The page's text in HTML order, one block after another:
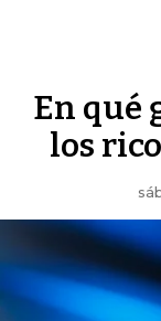
En qué
los